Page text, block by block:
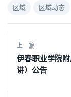
区域 区域动态
上一篇
伊春职业学院
讲）公告